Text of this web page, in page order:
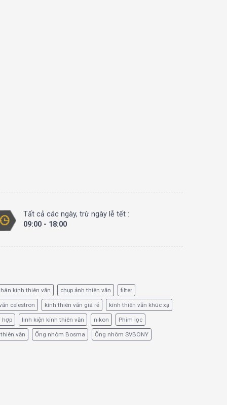
Tất cả các ngày, trừ ngày lễ tết :
09:00 - 18:00
kính thiên văn chụp ảnh thiên văn filter
celestron kính thiên văn giá rẻ kính thiên văn khúc xạ
hợp linh kiện kính thiên văn nikon Phim lọc
văn Ống nhòm Bosma Ống nhòm SVBONY